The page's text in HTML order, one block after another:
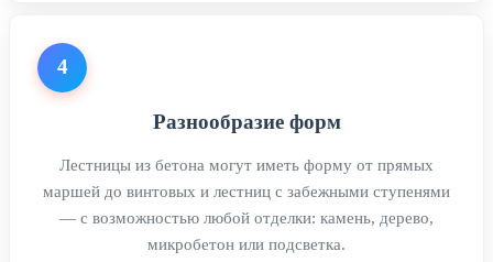
4
Разнообразие форм
Лестницы из бетона могут иметь форму от прямых
маршей до винтовых и лестниц с забежными ступенями
— с возможностью любой отделки: камень, дерево,
микробетон или подсветка.